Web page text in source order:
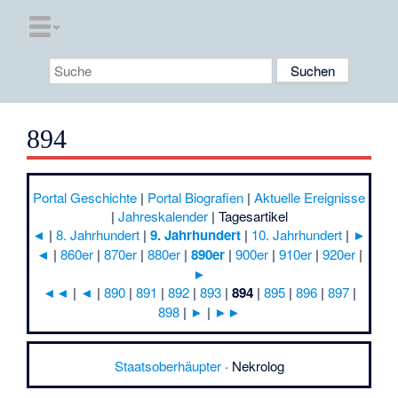
894
Portal Geschichte | Portal Biografien | Aktuelle Ereignisse
| Jahreskalender| Tagesartikel
◄ | 8. Jahrhundert | 9. Jahrhundert | 10. Jahrhundert | ►
◄ | 860er| 870er| 880er| 890er| 900er| 910er| 920er|
►
◄◄ | ◄ | 890| 891 | 892| 893| 894| 895| 896| 897|
898| ► | ►►
Staatsoberhäupter· Nekrolog